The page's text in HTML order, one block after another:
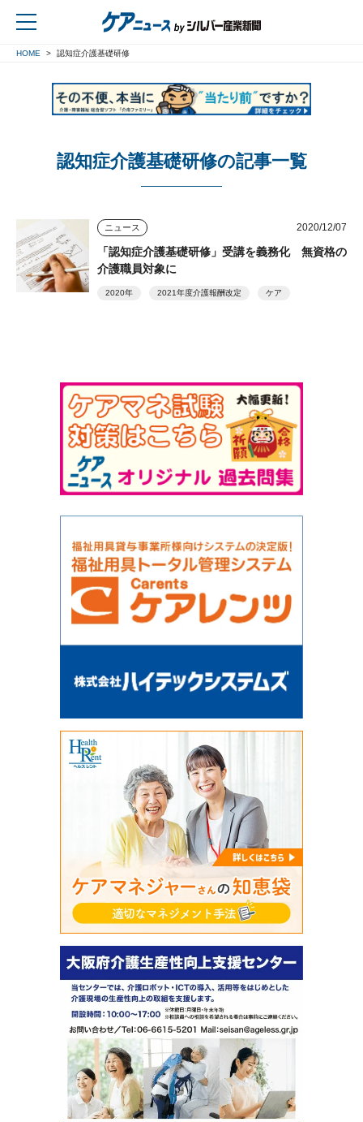
HOME 認知症介護基礎研修
認知症介護基礎研修の記事一覧
ニュース 2020/12/07
「認知症介護基礎研修」受講を義務化 無資格の
介護職員対象に
2020年 2021年度介護報酬改定 ケア